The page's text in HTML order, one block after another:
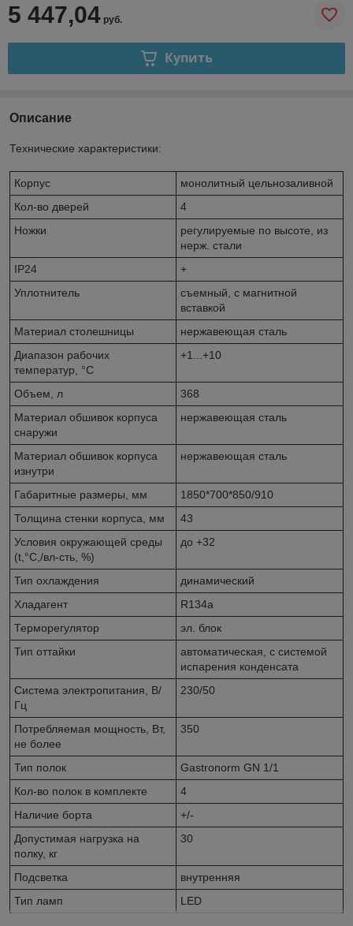
5 447,04 руб.
Купить
Описание
Технические характеристики:
Корпус
монолитный цельнозаливной
Кол-во дверей
4
Ножки
регулируемые по высоте, из
нерж. стали
IP24
+
Уплотнитель
съемный, с магнитной
вставкой
Материал столешницы
нержавеющая сталь
Диапазон рабочих
температур, °C
+1...+10
Объем, л
368
Материал обшивок корпуса
снаружи
нержавеющая сталь
Материал обшивок корпуса
изнутри
нержавеющая сталь
Габаритные размеры, мм
1850*700*850/910
Толщина стенки корпуса, мм
43
Условия окружающей среды
(t,°C,/вл-сть, %)
до +32
Тип охлаждения
динамический
Хладагент
R134a
Терморегулятор
эл. блок
Тип оттайки
автоматическая, с системой
испарения конденсата
Система электропитания, В/
Гц
230/50
Потребляемая мощность, Вт,
не более
350
Тип полок
Gastronorm GN 1/1
Кол-во полок в комплекте
4
Наличие борта
+/-
Допустимая нагрузка на
полку, кг
30
Подсветка
внутренняя
Тип ламп
LED